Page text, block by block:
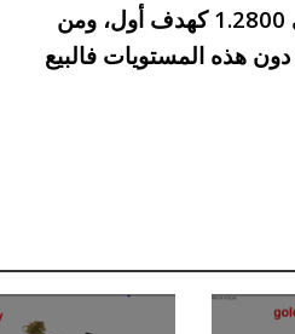
والاغلاق فوقه فسيكون هناك فرصة قوية للشراء بأهداف تصل الى 1.2800 كهدف أول، ومن
دون هذه المستويات فالبيع